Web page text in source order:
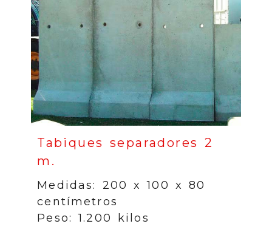
Tabiques separadores 2
m.
Medidas: 200 x 100 x 80
centímetros
Peso: 1.200 kilos